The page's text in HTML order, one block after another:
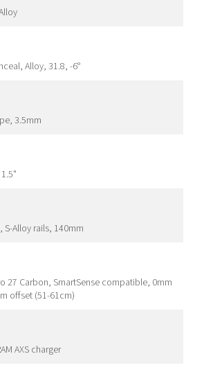
Alloy, 31.8, -6°
3.5mm
S-Alloy rails, 140mm
27 Carbon, SmartSense compatible, 0mm
offset (51-61cm)
AXS charger